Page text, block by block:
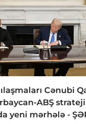
Cənubi
ABŞ strateji
yeni mərhələ -